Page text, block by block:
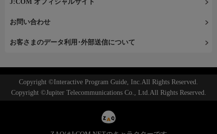
J:COM オフィシャルサイト
お問い合わせ
お客さまのデータ利用･外部送信について
Copyright ©Interactive Program Guide, Inc.All Rights Reserved.
Copyright ©Jupiter Telecommunications Co., Ltd.All Rights Reserved.